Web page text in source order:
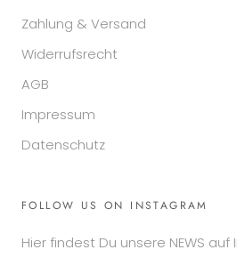
Zahlung & Versand
Widerrufsrecht
AGB
Impressum
Datenschutz
FOLLOW US ON INSTAGRAM
Hier findest Du unsere NEWS auf